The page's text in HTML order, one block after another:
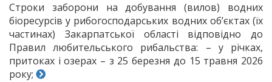
Строки заборони на добування (вилов) водних
біоресурсів у рибогосподарських водних об’єктах (їх
частинах) Закарпатської області відповідно до
Правил любительського рибальства: – у річках,
притоках і озерах – з 25 березня до 15 травня 2026
року;